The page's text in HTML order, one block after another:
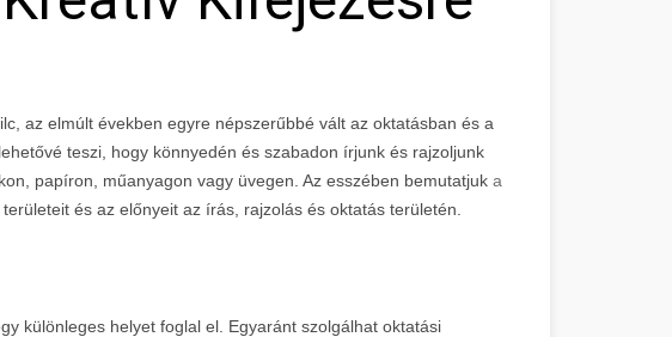
az elmúlt években egyre népszerűbbé vált az oktatásban és a
teszi, hogy könnyedén és szabadon írjunk és rajzoljunk
papíron, műanyagon vagy üvegen. Az esszében bemutatjuk a
és az előnyeit az írás, rajzolás és oktatás területén.
különleges helyet foglal el. Egyaránt szolgálhat oktatási